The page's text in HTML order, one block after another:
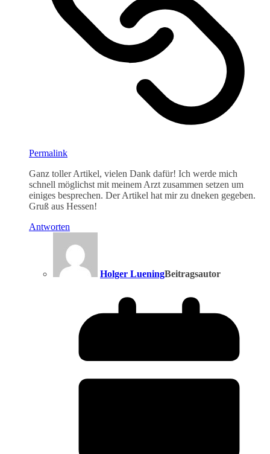
Permalink
Ganz toller Artikel, vielen Dank dafür! Ich werde mich
schnell möglichst mit meinem Arzt zusammen setzen um
einiges besprechen. Der Artikel hat mir zu dneken gegeben.
Gruß aus Hessen!
Antworten
Holger LueningBeitragsautor